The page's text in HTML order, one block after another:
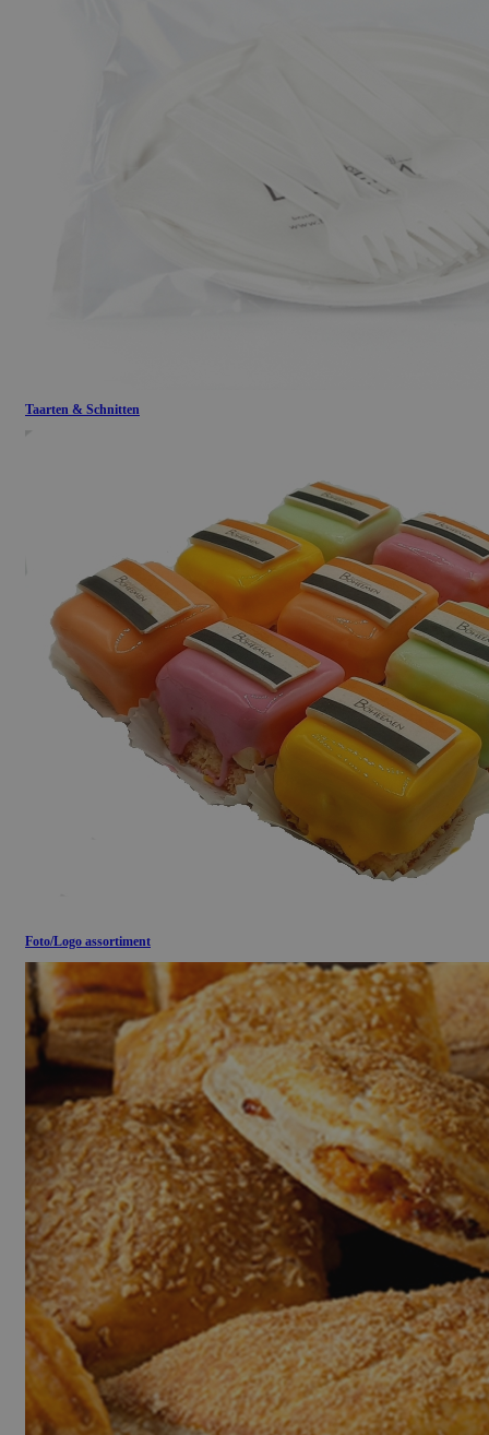
Taarten & Schnitten
Foto/Logo assortiment